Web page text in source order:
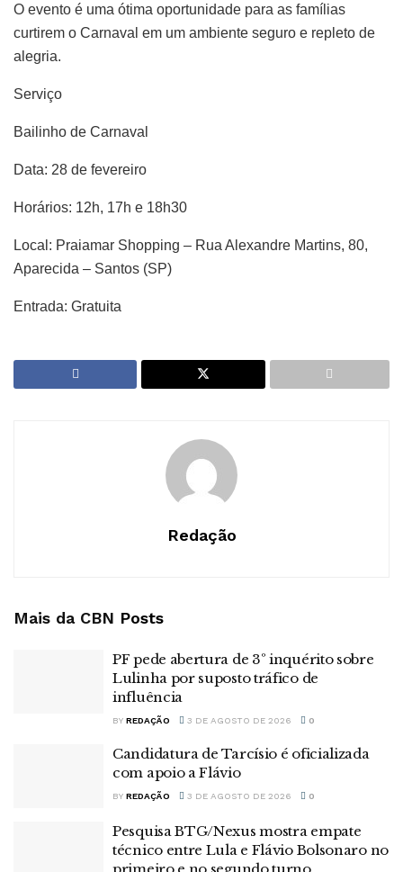
O evento é uma ótima oportunidade para as famílias
curtirem o Carnaval em um ambiente seguro e repleto de
alegria.
Serviço
Bailinho de Carnaval
Data: 28 de fevereiro
Horários: 12h, 17h e 18h30
Local: Praiamar Shopping – Rua Alexandre Martins, 80,
Aparecida – Santos (SP)
Entrada: Gratuita
Redação
Mais da CBN Posts
PF pede abertura de 3º inquérito sobre
Lulinha por suposto tráfico de
influência
BY REDAÇÃO 3 DE AGOSTO DE 2026 0
Candidatura de Tarcísio é oficializada
com apoio a Flávio
BY REDAÇÃO 3 DE AGOSTO DE 2026 0
Pesquisa BTG/Nexus mostra empate
técnico entre Lula e Flávio Bolsonaro no